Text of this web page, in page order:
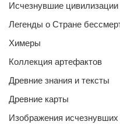
Исчезнувшие цивилизации
Легенды о Стране
Химеры
Коллекция артефактов
Древние знания и тексты
Древние карты
Изображения